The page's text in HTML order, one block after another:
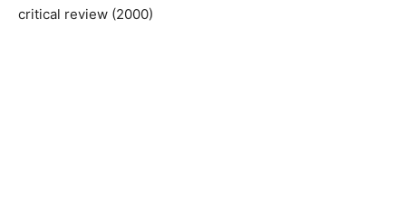
critical review (2000)